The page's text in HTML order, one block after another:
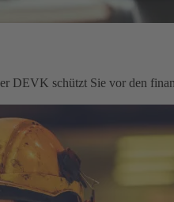
DEVK schützt Sie vor den